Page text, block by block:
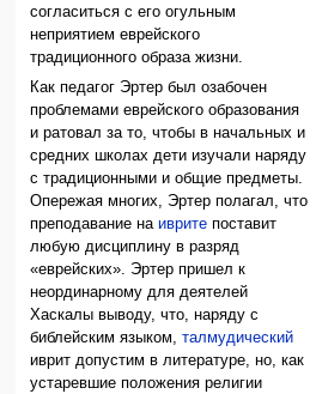
согласиться с его огульным
неприятием еврейского
традиционного образа жизни.
Как педагог Эртер был озабочен
проблемами еврейского образования
и ратовал за то, чтобы в начальных и
средних школах дети изучали наряду
с традиционными и общие предметы.
Опережая многих, Эртер полагал, что
преподавание наиврите поставит
любую дисциплину в разряд
«еврейских». Эртер пришел к
неординарному для деятелей
Хаскалы выводу, что, наряду с
библейским языком,талмудический
иврит допустим в литературе, но, как
устаревшие положения религии